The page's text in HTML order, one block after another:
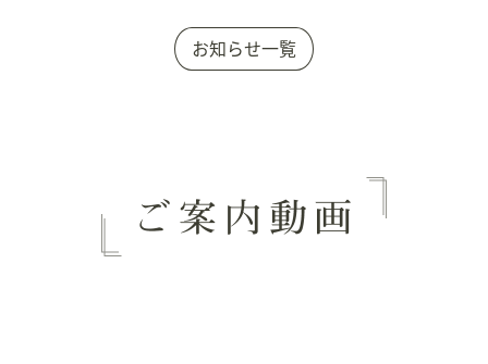
お知らせ一覧